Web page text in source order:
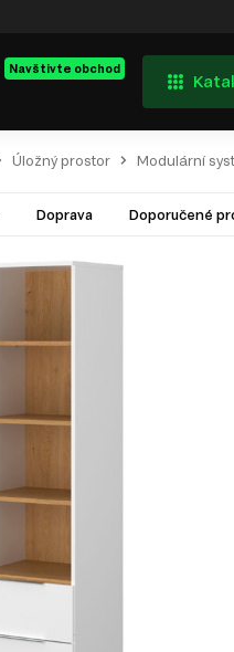
Navštivte obchod
Úložný prostor Modulární
Doprava Doporučené